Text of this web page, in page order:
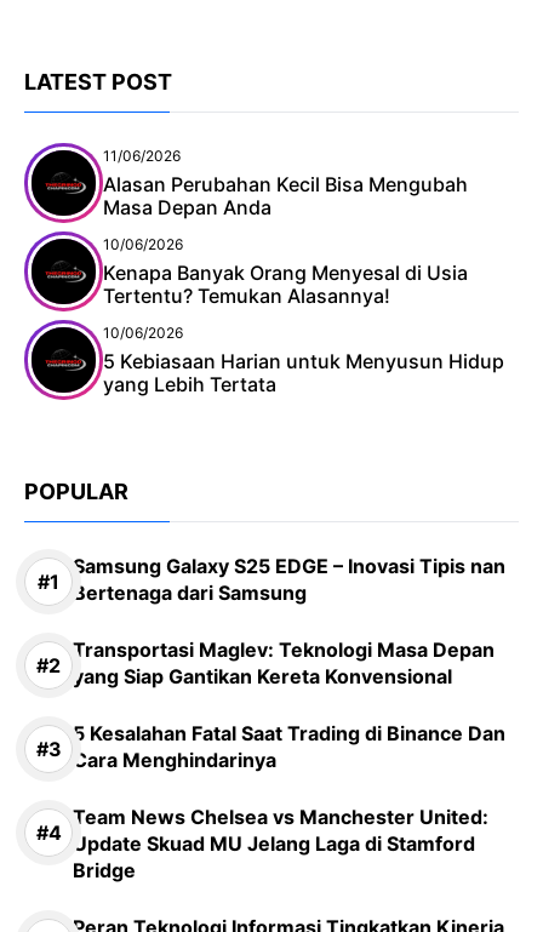
LATEST POST
11/06/2026
Alasan Perubahan Kecil Bisa Mengubah
Masa Depan Anda
10/06/2026
Kenapa Banyak Orang Menyesal di Usia
Tertentu? Temukan Alasannya!
10/06/2026
5 Kebiasaan Harian untuk Menyusun Hidup
yang Lebih Tertata
POPULAR
Samsung Galaxy S25 EDGE – Inovasi Tipis nan
Bertenaga dari Samsung
Transportasi Maglev: Teknologi Masa Depan
yang Siap Gantikan Kereta Konvensional
5 Kesalahan Fatal Saat Trading di Binance Dan
Cara Menghindarinya
Team News Chelsea vs Manchester United:
Update Skuad MU Jelang Laga di Stamford
Bridge
Peran Teknologi Informasi Tingkatkan Kinerja